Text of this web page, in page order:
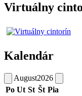
Virtuálny
Kalendár
August2026
Po Ut St Št Pia